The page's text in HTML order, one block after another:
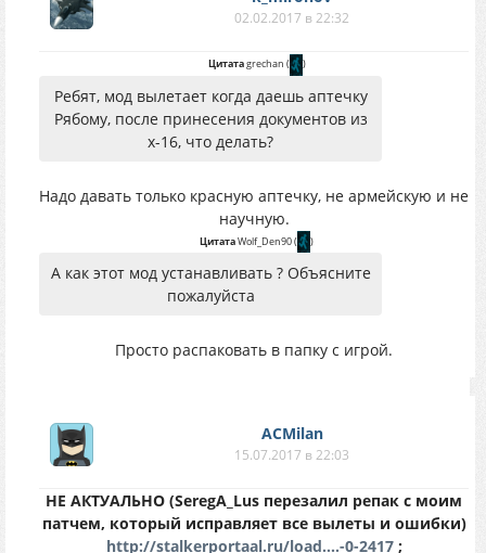
02.02.2017 в 22:32
Цитатаgrechan ( )
Ребят, мод вылетает когда даешь аптечку
Рябому, после принесения документов из
х-16, что делать?
Надо давать только красную аптечку, не армейскую и не
научную.
ЦитатаWolf_Den90( )
А как этот мод устанавливать ? Объясните
пожалуйста
Просто распаковать в папку с игрой.
ACMilan
15.07.2017 в 22:03
НЕ АКТУАЛЬНО (SeregA_Lus перезалил репак с моим
патчем, который исправляет все вылеты и ошибки)
http://stalkerportaal.ru/load....-0-2417;